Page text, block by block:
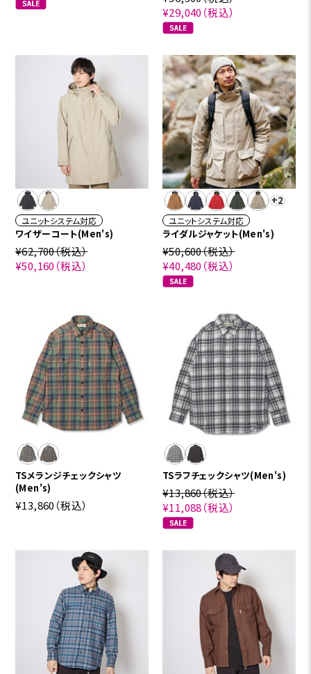
¥29,040 （税込）
ユニットシステム対応
ワイザーコート(Men's)
¥62,700（税込）
¥50,160 （税込）
+2
ユニットシステム対応
ライダルジャケット(Men's)
¥50,600（税込）
¥40,480 （税込）
TSメランジチェックシャツ
(Men's)
¥13,860 （税込）
TSラフチェックシャツ(Men's)
¥13,860（税込）
¥11,088（税込）